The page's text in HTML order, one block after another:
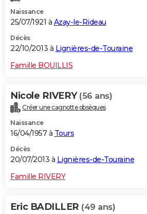
Naissance
25/07/1921 à Azay-le-Rideau
Décès
22/10/2013 à Lignières-de-Touraine
Famille BOUILLIS
Nicole RIVERY (56 ans)
Créer une cagnotte obsèques
Naissance
16/04/1957 à Tours
Décès
20/07/2013 à Lignières-de-Touraine
Famille RIVERY
Eric BADILLER (49 ans)